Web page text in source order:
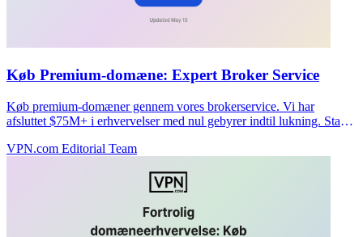
Køb Premium-domæne: Expert Broker Service
Køb premium-domæner gennem vores brokerservice. Vi har
afsluttet $75M+ i erhvervelser med nul gebyrer indtil lukning. Start
VPN.com Editorial Team